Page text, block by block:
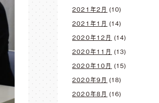
2021年2月 (10)
2021年1月 (14)
2020年12月 (14)
2020年11月 (13)
2020年10月 (15)
2020年9月 (18)
2020年8月 (16)